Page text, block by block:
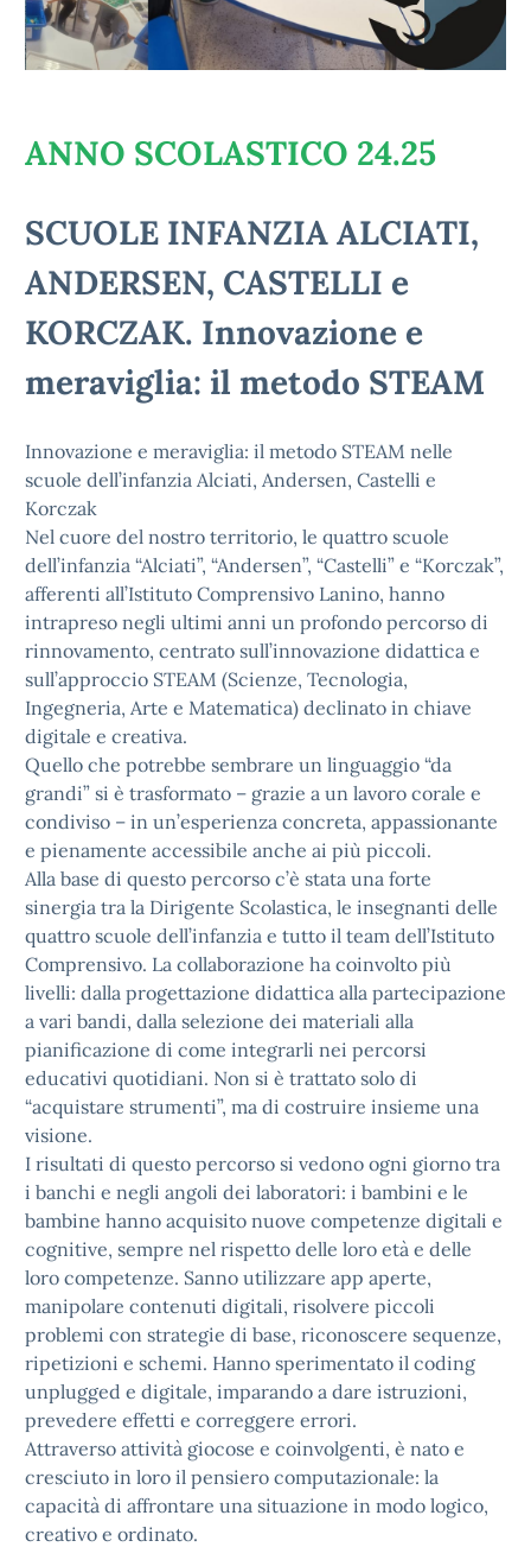
ANNO SCOLASTICO 24.25
SCUOLE INFANZIA ALCIATI,
ANDERSEN, CASTELLI e
KORCZAK. Innovazione e
meraviglia: il metodo STEAM
Innovazione e meraviglia: il metodo STEAM nelle
scuole dell’infanzia Alciati, Andersen, Castelli e
Korczak
Nel cuore del nostro territorio, le quattro scuole
dell’infanzia “Alciati”, “Andersen”, “Castelli” e “Korczak”,
afferenti all’Istituto Comprensivo Lanino, hanno
intrapreso negli ultimi anni un profondo percorso di
rinnovamento, centrato sull’innovazione didattica e
sull’approccio STEAM (Scienze, Tecnologia,
Ingegneria, Arte e Matematica) declinato in chiave
digitale e creativa.
Quello che potrebbe sembrare un linguaggio “da
grandi” si è trasformato – grazie a un lavoro corale e
condiviso – in un’esperienza concreta, appassionante
e pienamente accessibile anche ai più piccoli.
Alla base di questo percorso c’è stata una forte
sinergia tra la Dirigente Scolastica, le insegnanti delle
quattro scuole dell’infanzia e tutto il team dell’Istituto
Comprensivo. La collaborazione ha coinvolto più
livelli: dalla progettazione didattica alla partecipazione
a vari bandi, dalla selezione dei materiali alla
pianificazione di come integrarli nei percorsi
educativi quotidiani. Non si è trattato solo di
“acquistare strumenti”, ma di costruire insieme una
visione.
I risultati di questo percorso si vedono ogni giorno tra
i banchi e negli angoli dei laboratori: i bambini e le
bambine hanno acquisito nuove competenze digitali e
cognitive, sempre nel rispetto delle loro età e delle
loro competenze. Sanno utilizzare app aperte,
manipolare contenuti digitali, risolvere piccoli
problemi con strategie di base, riconoscere sequenze,
ripetizioni e schemi. Hanno sperimentato il coding
unplugged e digitale, imparando a dare istruzioni,
prevedere effetti e correggere errori.
Attraverso attività giocose e coinvolgenti, è nato e
cresciuto in loro il pensiero computazionale: la
capacità di affrontare una situazione in modo logico,
creativo e ordinato.